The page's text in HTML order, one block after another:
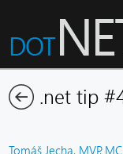
.net tip
Tomáš Jecha, MVP,